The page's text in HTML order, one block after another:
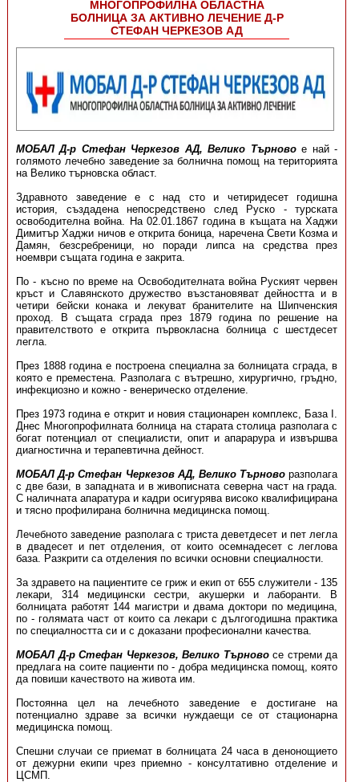
МНОГОПРОФИЛНА ОБЛАСТНА
БОЛНИЦА ЗА АКТИВНО ЛЕЧЕНИЕ Д-Р
СТЕФАН ЧЕРКЕЗОВ АД
МОБАЛ Д-р Стефан Черкезов АД, Велико Търновое най -
голямото лечебно заведение за болнична помощ на територията
на Велико търновска област.
Здравното заведение е с над сто и четиридесет годишна
история, създадена непосредствено след Руско - турската
освободителна война. На 02.01.1867 година в къщата на Хаджи
Димитър Хаджи ничов е открита боница, наречена Свети Козма и
Дамян, безсребреници, но поради липса на средства през
ноември същата година е закрита.
По - късно по време на Освободителната война Руският червен
кръст и Славянското дружество възстановяват дейността и в
четири бейски конака и лекуват бранителите на Шипченския
проход. В същата сграда през 1879 година по решение на
правителството е открита първокласна болница с шестдесет
легла.
През 1888 година е построена специална за болницата сграда, в
която е преместена. Разполага с вътрешно, хирургично, гръдно,
инфекциозно и кожно - венерическо отделение.
През 1973 година е открит и новия стационарен комплекс, База I.
Днес Многопрофилната болница на старата столица разполага с
богат потенциал от специалисти, опит и апарарура и извършва
диагностична и терапевтична дейност.
МОБАЛ Д-р Стефан Черкезов АД, Велико Търново разполага
с две бази, в западната и в живописната северна част на града.
С наличната апаратура и кадри осигурява високо квалифицирана
и тясно профилирана болнична медицинска помощ.
Лечебното заведение разполага с триста деветдесет и пет легла
в двадесет и пет отделения, от които осемнадесет с леглова
база. Разкрити са отделения по всички основни специалности.
За здравето на пациентите се гриж и екип от 655 служители - 135
лекари, 314 медицински сестри, акушерки и лаборанти. В
болницата работят 144 магистри и двама доктори по медицина,
по - голямата част от които са лекари с дългогодишна практика
по специалността си и с доказани професионални качества.
МОБАЛ Д-р Стефан Черкезов, Велико Търновосе стреми да
предлага на соите пациенти по - добра медицинска помощ, която
да повиши качеството на живота им.
Постоянна цел на лечебното заведение е достигане на
потенциално здраве за всички нуждаещи се от стационарна
медицинска помощ.
Спешни случаи се приемат в болницата 24 часа в денонощието
от дежурни екипи чрез приемно - консултативно отделение и
ЦСМП.